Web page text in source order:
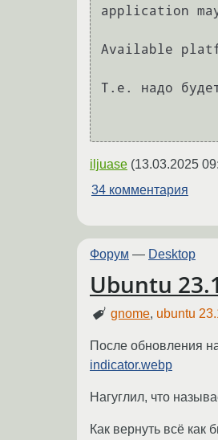
application
Available
Т.е. надо
iljuase (13.03.2025
34 комментария
Форум — Desktop
Ubuntu
gnome, ubuntu
После обновления
indicator.webp
Нагуглил, что
Как вернуть всё как